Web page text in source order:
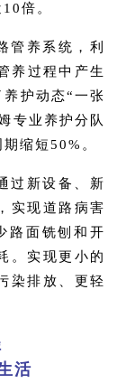
倍。
管养系统，利
养过程中产生
护动态“一张
专业养护分队
缩短50%。
过新设备、新
实现道路病害
路面铣刨和开
。实现更小的
染排放、更轻
活